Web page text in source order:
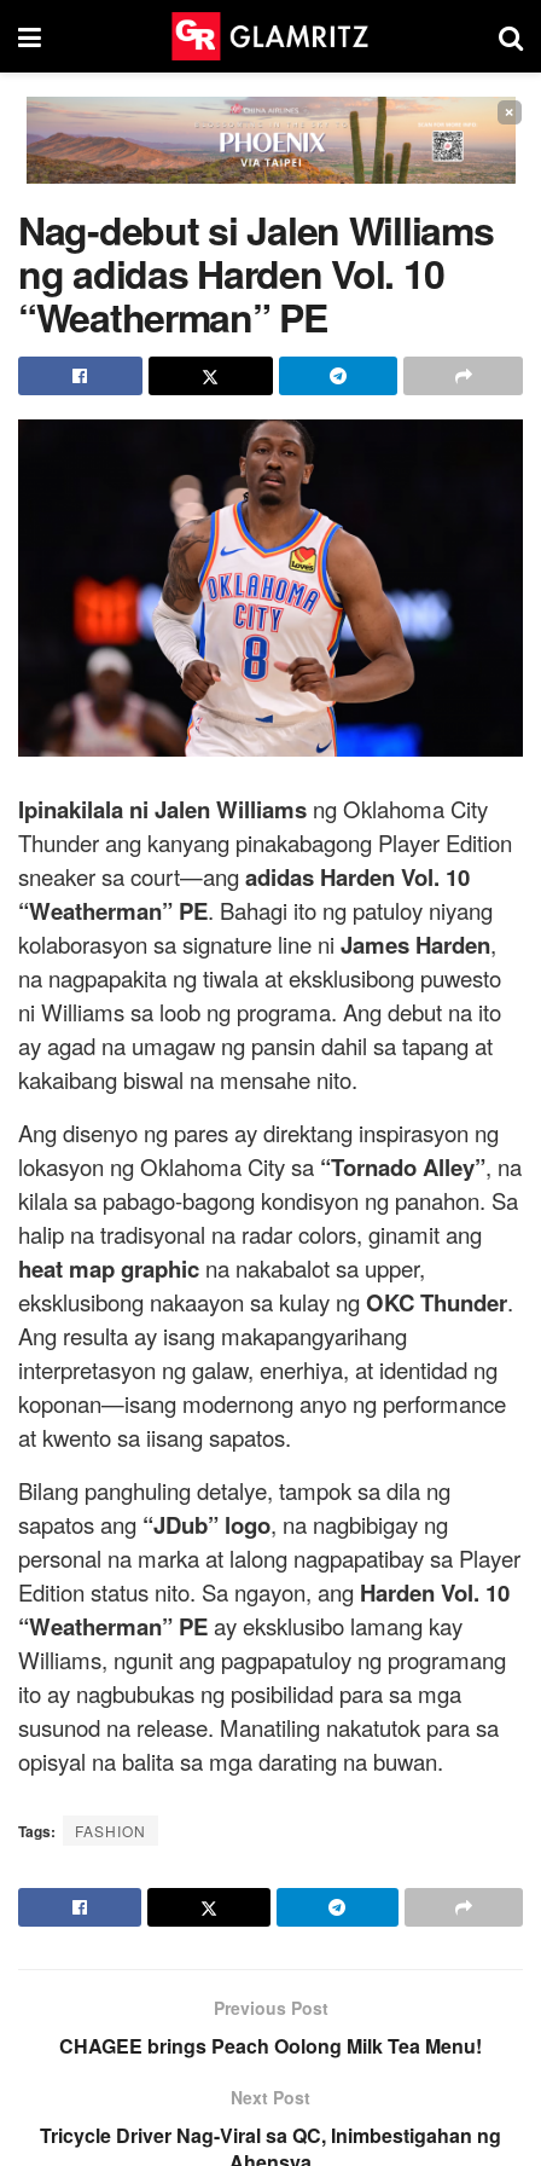
×
Nag-debut si Jalen Williams
ng adidas Harden Vol. 10
“Weatherman” PE
Ipinakilala ni Jalen Williams ng Oklahoma City
Thunder ang kanyang pinakabagong Player Edition
sneaker sa court—angadidas Harden Vol. 10
“Weatherman” PE. Bahagi ito ng patuloy niyang
kolaborasyon sa signature line ni James Harden,
na nagpapakita ng tiwala at eksklusibong puwesto
ni Williams sa loob ng programa. Ang debut na ito
ay agad na umagaw ng pansin dahil sa tapang at
kakaibang biswal na mensahe nito.
Ang disenyo ng pares ay direktang inspirasyon ng
lokasyon ng Oklahoma City sa “Tornado Alley”, na
kilala sa pabago-bagong kondisyon ng panahon. Sa
halip na tradisyonal na radar colors, ginamit ang
heat map graphic na nakabalot sa upper,
eksklusibong nakaayon sa kulay ngOKC Thunder.
Ang resulta ay isang makapangyarihang
interpretasyon ng galaw, enerhiya, at identidad ng
koponan—isang modernong anyo ng performance
at kwento sa iisang sapatos.
Bilang panghuling detalye, tampok sa dila ng
sapatos ang “JDub” logo, na nagbibigay ng
personal na marka at lalong nagpapatibay sa Player
Edition status nito. Sa ngayon, ang Harden Vol. 10
“Weatherman” PEay eksklusibo lamang kay
Williams, ngunit ang pagpapatuloy ng programang
ito ay nagbubukas ng posibilidad para sa mga
susunod na release. Manatiling nakatutok para sa
opisyal na balita sa mga darating na buwan.
Tags: FASHION
Previous Post
CHAGEE brings Peach Oolong Milk Tea Menu!
Next Post
Tricycle Driver Nag-Viral sa QC, Inimbestigahan ng